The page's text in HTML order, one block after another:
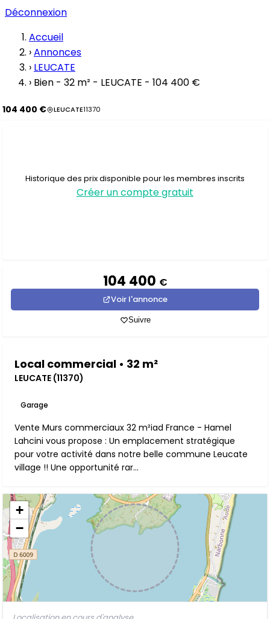
Déconnexion
Accueil
›Annonces
› LEUCATE
› Bien - 32 m² - LEUCATE - 104 400 €
104 400 € LEUCATE11370
Historique des prix disponible pour les membres inscrits
Créer un compte gratuit
104 400 €
Voir l'annonce
Suivre
Local commercial • 32 m²
LEUCATE (11370)
Garage
Vente Murs commerciaux 32 m²iad France - Hamel
Lahcini vous propose : Un emplacement stratégique
pour votre activité dans notre belle commune Leucate
village !! Une opportunité rar...
+
−